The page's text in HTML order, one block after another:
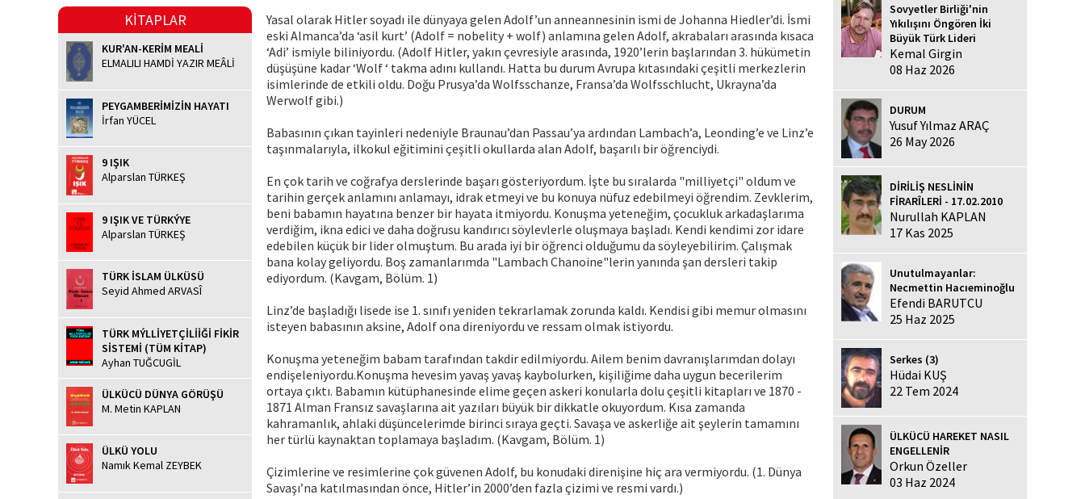
KİTAPLAR
KUR'AN-KERİM MEALİ
ELMALILI HAMDİ YAZIR MEÂLİ
PEYGAMBERİMİZİN HAYATI
İrfan YÜCEL
9 IŞIK
Alparslan TÜRKEŞ
9 IŞIK VE TÜRKÝYE
Alparslan TÜRKEŞ
TÜRK İSLAM ÜLKÜSÜ
Seyid Ahmed ARVASÎ
TÜRK MÝLLİYETÇİLİİĞİ FİKİR
SİSTEMİ (TÜM KİTAP)
Ayhan TUĞCUGİL
ÜLKÜCÜ DÜNYA GÖRÜŞÜ
M. Metin KAPLAN
ÜLKÜ YOLU
Namık Kemal ZEYBEK
Yasal olarak Hitler soyadı ile dünyaya gelen Adolf’un anneannesinin ismi de Johanna Hiedler’di. İsmi
eski Almanca’da ‘asil kurt’ (Adolf = nobelity + wolf) anlamına gelen Adolf, akrabaları arasında kısaca
‘Adi’ ismiyle biliniyordu. (Adolf Hitler, yakın çevresiyle arasında, 1920’lerin başlarından 3. hükümetin
düşüşüne kadar ‘Wolf ‘ takma adını kullandı. Hatta bu durum Avrupa kıtasındaki çeşitli merkezlerin
isimlerinde de etkili oldu. Doğu Prusya’da Wolfsschanze, Fransa’da Wolfsschlucht, Ukrayna’da
Werwolf gibi.)
Babasının çıkan tayinleri nedeniyle Braunau’dan Passau’ya ardından Lambach’a, Leonding’e ve Linz’e
taşınmalarıyla, ilkokul eğitimini çeşitli okullarda alan Adolf, başarılı bir öğrenciydi.
En çok tarih ve coğrafya derslerinde başarı gösteriyordum. İşte bu sıralarda "milliyetçi" oldum ve
tarihin gerçek anlamını anlamayı, idrak etmeyi ve bu konuya nüfuz edebilmeyi öğrendim. Zevklerim,
beni babamın hayatına benzer bir hayata itmiyordu. Konuşma yeteneğim, çocukluk arkadaşlarıma
verdiğim, ikna edici ve daha doğrusu kandırıcı söylevlerle oluşmaya başladı. Kendi kendimi zor idare
edebilen küçük bir lider olmuştum. Bu arada iyi bir öğrenci olduğumu da söyleyebilirim. Çalışmak
bana kolay geliyordu. Boş zamanlarımda "Lambach Chanoine"lerin yanında şan dersleri takip
ediyordum. (Kavgam, Bölüm. 1)
Linz’de başladığı lisede ise 1. sınıfı yeniden tekrarlamak zorunda kaldı. Kendisi gibi memur olmasını
isteyen babasının aksine, Adolf ona direniyordu ve ressam olmak istiyordu.
Konuşma yeteneğim babam tarafından takdir edilmiyordu. Ailem benim davranışlarımdan dolayı
endişeleniyordu.Konuşma hevesim yavaş yavaş kaybolurken, kişiliğime daha uygun becerilerim
ortaya çıktı. Babamın kütüphanesinde elime geçen askeri konularla dolu çeşitli kitapları ve 1870 -
1871 Alman Fransız savaşlarına ait yazıları büyük bir dikkatle okuyordum. Kısa zamanda
kahramanlık, ahlaki düşüncelerimde birinci sıraya geçti. Savaşa ve askerliğe ait şeylerin tamamını
her türlü kaynaktan toplamaya başladım. (Kavgam, Bölüm. 1)
Çizimlerine ve resimlerine çok güvenen Adolf, bu konudaki direnişine hiç ara vermiyordu. (1. Dünya
Savaşı’na katılmasından önce, Hitler’in 2000’den fazla çizimi ve resmi vardı.)
Sovyetler Birliği'nin
Yıkılışını Öngören İki
Büyük Türk Lideri
Kemal Girgin
08 Haz 2026
DURUM
Yusuf Yılmaz ARAÇ
26 May 2026
DİRİLİŞ NESLİNİN
FİRARÎLERİ - 17.02.2010
Nurullah KAPLAN
17 Kas 2025
Unutulmayanlar:
Necmettin Hacıeminoğlu
Efendi BARUTCU
25 Haz 2025
Serkes (3)
Hüdai KUŞ
22 Tem 2024
ÜLKÜCÜ HAREKET NASIL
ENGELLENİR
Orkun Özeller
03 Haz 2024